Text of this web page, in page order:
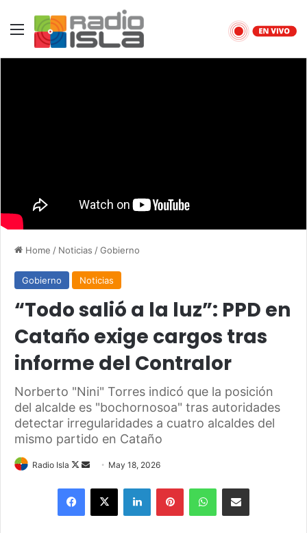
Menu
Home / Noticias /Gobierno
Gobierno Noticias
“Todo salió a la luz”: PPD en
Cataño exige cargos tras
informe del Contralor
Norberto "Nini" Torres indicó que la posición
del alcalde es "bochornosoa" tras autoridades
detectar irregularidades a cuatro alcaldes del
mismo partido en Cataño
Radio Isla
Follow
Send
email
May 18, 2026
Facebook
X LinkedInPinterestWhatsAppShare via Email